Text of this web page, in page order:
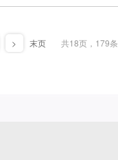
> 末页 共18页，179条